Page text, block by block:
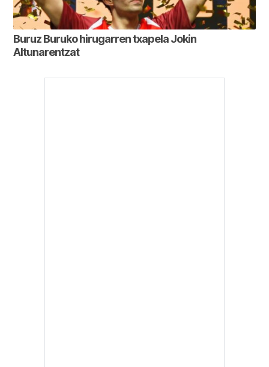
Buruz Buruko hirugarren txapela Jokin
Altunarentzat